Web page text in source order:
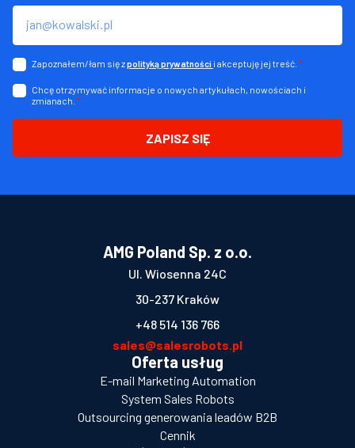
Zapoznałem/łam się zpolityką prywatności i akceptuję jej treść. *
Chcę otrzymywać informacje o nowych artykułach, nowościach i
zmianach. *
ZAPISZ SIĘ
AMG Poland Sp. z o.o.
Ul. Wiosenna 24C
30-237 Kraków
+48 514 136 766
sales@salesrobots.pl
Oferta usług
E-mail Marketing Automation
System Sales Robots
Outsourcing generowania leadów B2B
Cennik